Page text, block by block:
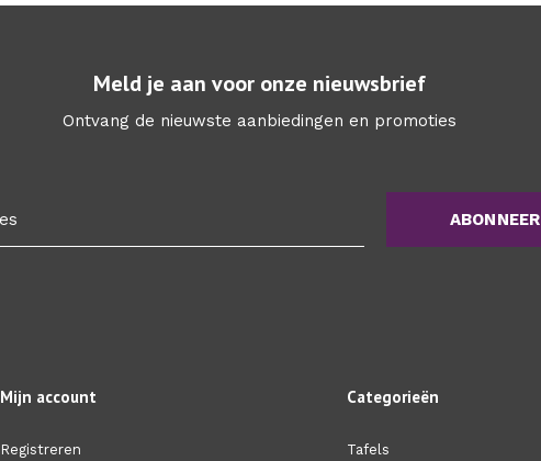
Meld je aan voor onze nieuwsbrief
Ontvang de nieuwste aanbiedingen en promoties
ABONNEER
Mijn account
Registreren
Categorieën
Tafels